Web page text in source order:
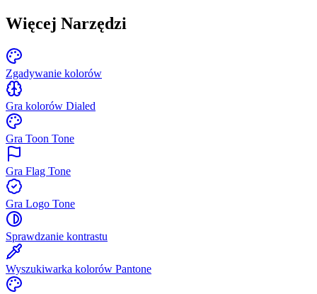
Więcej Narzędzi
Zgadywanie kolorów
Gra kolorów Dialed
Gra Toon Tone
Gra Flag Tone
Gra Logo Tone
Sprawdzanie kontrastu
Wyszukiwarka kolorów Pantone